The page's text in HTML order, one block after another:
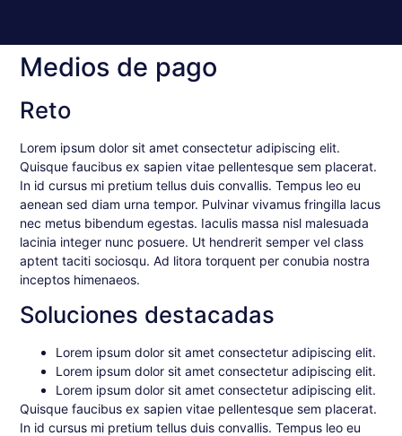
Medios de pago
Reto
Lorem ipsum dolor sit amet consectetur adipiscing elit.
Quisque faucibus ex sapien vitae pellentesque sem placerat.
In id cursus mi pretium tellus duis convallis. Tempus leo eu
aenean sed diam urna tempor. Pulvinar vivamus fringilla lacus
nec metus bibendum egestas. Iaculis massa nisl malesuada
lacinia integer nunc posuere. Ut hendrerit semper vel class
aptent taciti sociosqu. Ad litora torquent per conubia nostra
inceptos himenaeos.
Soluciones destacadas
Lorem ipsum dolor sit amet consectetur adipiscing elit.
Lorem ipsum dolor sit amet consectetur adipiscing elit.
Lorem ipsum dolor sit amet consectetur adipiscing elit.
Quisque faucibus ex sapien vitae pellentesque sem placerat.
In id cursus mi pretium tellus duis convallis. Tempus leo eu